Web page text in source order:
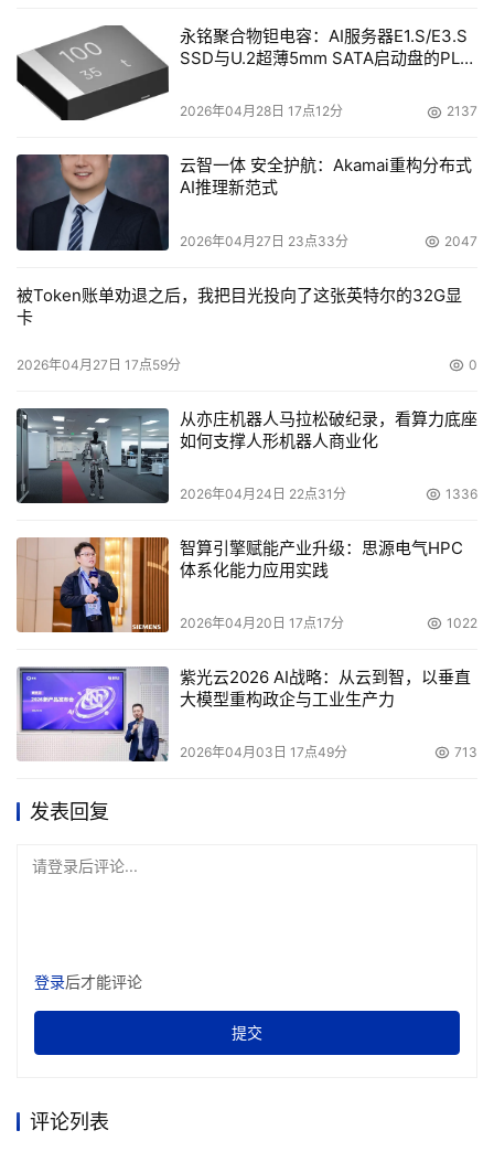
永铭聚合物钽电容：AI服务器E1.S/E3.S
SSD与U.2超薄5mm SATA启动盘的PLP
2026年04月28日 17点12分 2137
云智一体 安全护航：Akamai重构分布式
AI推理新范式
2026年04月27日 23点33分 2047
被Token账单劝退之后，我把目光投向了这张英特尔的32G显
卡
2026年04月27日 17点59分 0
从亦庄机器人马拉松破纪录，看算力底座
如何支撑人形机器人商业化
2026年04月24日 22点31分 1336
智算引擎赋能产业升级：思源电气HPC
体系化能力应用实践
2026年04月20日 17点17分 1022
紫光云2026 AI战略：从云到智，以垂直
大模型重构政企与工业生产力
2026年04月03日 17点49分 713
发表回复
请登录后评论...
登录后才能评论
提交
评论列表